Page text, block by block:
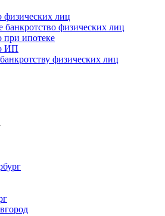
физических лиц
банкротство физических лиц
при ипотеке
ИП
физических лиц